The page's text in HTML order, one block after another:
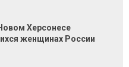
Херсонесе
женщинах России